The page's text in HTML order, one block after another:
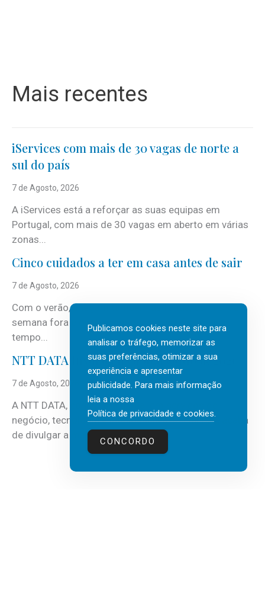
Mais recentes
iServices com mais de 30 vagas de norte a
sul do país
7 de Agosto, 2026
A iServices está a reforçar as suas equipas em
Portugal, com mais de 30 vagas em aberto em várias
zonas...
Cinco cuidados a ter em casa antes de sair
7 de Agosto, 2026
Com o verão, chegam também as férias, os fins-de-
semana fora e os dias em que a casa fica mais
tempo...
NTT DATA Insurtech Global Outlook 2026
7 de Agosto, 2026
A NTT DATA, consultora global em serviços de
negócio, tecnologia e inteligência artificial (IA), acaba
de divulgar a mais recente...
Publicamos cookies neste site para
analisar o tráfego, memorizar as
suas preferências, otimizar a sua
experiência e apresentar
publicidade. Para mais informação
leia a nossa
Política de privacidade e cookies.
CONCORDO